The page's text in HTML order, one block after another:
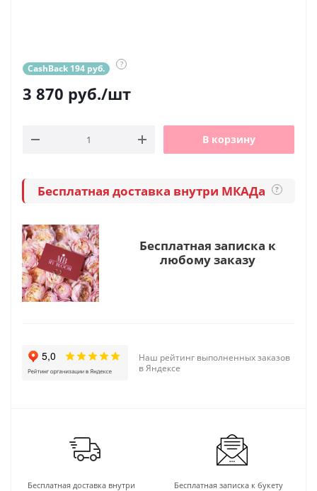
CashBack 194 руб. ?
3 870 руб./шт
В корзину
Бесплатная доставка внутри МКАДа ?
Бесплатная записка к
любому заказу
Наш рейтинг выполненных заказов
в Яндексе
Бесплатная доставка внутри
Бесплатная записка к букету